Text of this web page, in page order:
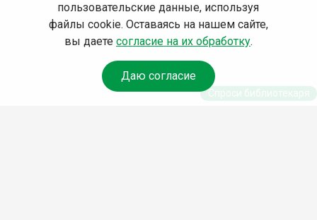
пользовательские данные, используя
файлы cookie. Оставаясь на нашем сайте,
вы даете согласие на их обработку.
Даю согласие
Спроси библиотекаря